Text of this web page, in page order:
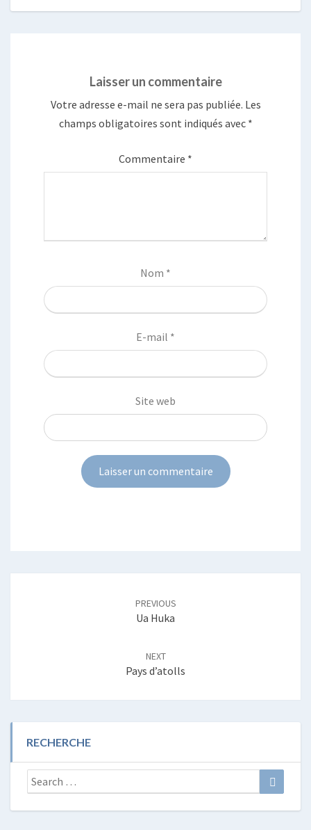
Laisser un commentaire
Votre adresse e-mail ne sera pas publiée. Les
champs obligatoires sont indiqués avec *
Commentaire *
Nom *
E-mail *
Site web
PREVIOUS
Ua Huka
NEXT
Pays d’atolls
RECHERCHE
Search
for:
Search